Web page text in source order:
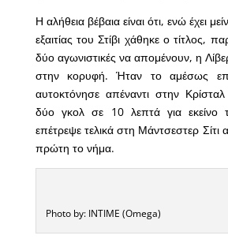
Η αλήθεια βέβαια είναι ότι, ενώ έχει
εξαιτίας του Στίβι χάθηκε ο τίτλος,
δύο αγωνιστικές να απομένουν, η
στην κορυφή. Ήταν το αμέσως
αυτοκτόνησε απέναντι στην
δύο γκολ σε 10 λεπτά για εκείνο
επέτρεψε τελικά στη Μάντσεστερ Σίτι
πρώτη το νήμα.
Photo by: INTIME (Omega)